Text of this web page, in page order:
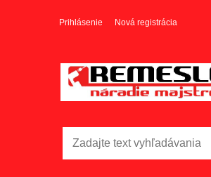
Prihlásenie Nová registrácia